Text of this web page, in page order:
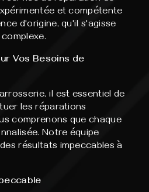
et compétente
d'origine, qu'il s'agisse
Vos Besoins de
il est essentiel de
les réparations
comprenons que chaque
Notre équipe
résultats impeccables à